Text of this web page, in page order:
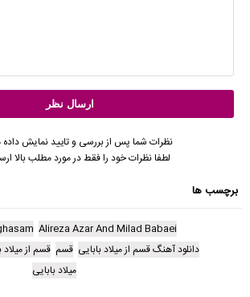
نظرات شما پس از بررسی و تایید نمایش
لطفا نظرات خود را فقط در مورد مطلب بالا
برچسب ها
Alireza Azar And Milad Babaei
دانلود آهنگ قسم از میلاد بابایی قسم قسم از میلاد
میلاد بابایی